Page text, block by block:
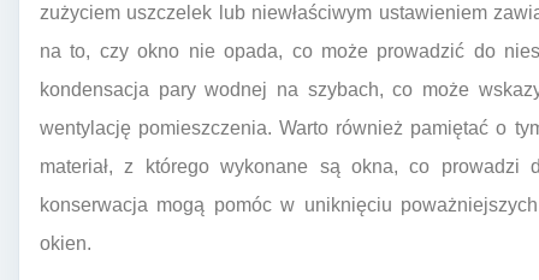
zużyciem uszczelek lub niewłaściwym ustawieniem
na to, czy okno nie opada, co może prowadzić do
kondensacja pary wodnej na szybach, co może
wentylację pomieszczenia. Warto również pamiętać o
materiał, z którego wykonane są okna, co prowadzi
konserwacja mogą pomóc w uniknięciu
okien.